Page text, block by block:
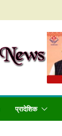
प्रादेशिक